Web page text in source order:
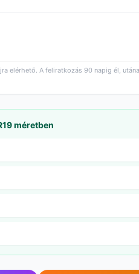
elérhető. A feliratkozás 90 napig él,
méretben